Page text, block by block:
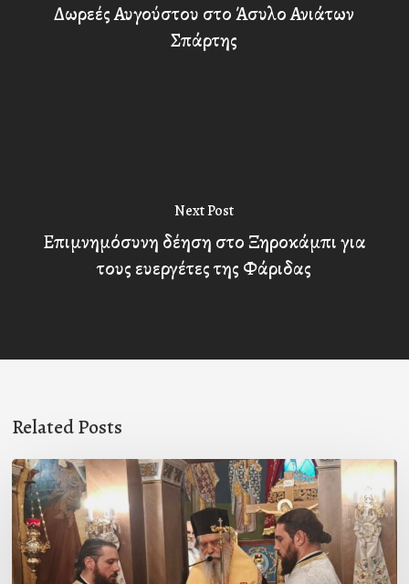
Δωρεές Αυγούστου στο Άσυλο Ανιάτων
Σπάρτης
Next Post
Επιμνημόσυνη δέηση στο Ξηροκάμπι για
τους ευεργέτες της Φάριδας
Related Posts
Ιερά
Παράκληση
στον
Ι.Ν.